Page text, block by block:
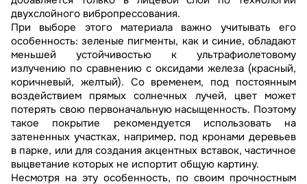
двухслойного вибропрессования.
При выборе этого материала важно учитывать его
особенность: зеленые пигменты, как и синие, обладают
меньшей устойчивостью к ультрафиолетовому
излучению по сравнению с оксидами железа (красный,
коричневый, желтый). Со временем, под постоянным
воздействием прямых солнечных лучей, цвет может
потерять свою первоначальную насыщенность. Поэтому
такое покрытие рекомендуется использовать на
затененных участках, например, под кронами деревьев
в парке, или для создания акцентных вставок, частичное
выцветание которых не испортит общую картину.
Несмотря на эту особенность, по своим прочностным